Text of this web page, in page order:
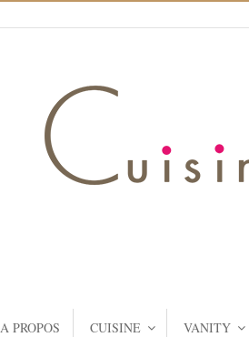
A PROPOS CUISINE VANITY